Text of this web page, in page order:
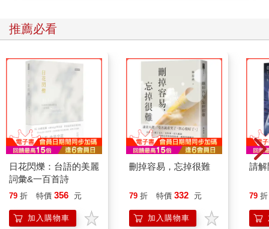
Khunpra Chom先生特地細心照料，為了讓沙德來花園散步時觀賞
用的。若被Anil公主和Prik知道沙德最喜歡哪棵樹，它就會變成下
「走慢點，公主殿下。」
Prik攙扶著Anil公主走向粉蓮宮，這座雙層的木造淺黃色宮殿外型
樸素，因宮前有座蓮池潭而得名，目前是Padmika夫人的住處。
Padmika夫人雖是遠親，但和Sawetawarit家族交情良好，因為她
的父親和Anil公主的父親是堂兄弟關係。Padmika夫人的父親娶了
非常多妻子，因此家中有許多兄弟姊妹。
直到某天，沙德的母親蒙Klai由於家裡只有男嬰，且覺得Padmika
夫人十分可愛，便在她年紀還小時收養回家，所以Padmika夫人
和Anil公主的父親可說是形同一起長大的兄妹。
Padmika夫人小時候一直在央宮服侍庶公主，但公主去世後，蒙
Klai便依照Padmika夫人的心願賜給她一塊Sawetawarit家的土
地，並建造一棟小小的寢殿。
Padmika夫人獨自和一些僕人們住在蓮花宮，直到兩年後領養了
推薦必看
日花閃爍：台語的美麗
詞彙&一百首詩
79 折 特價 356 元
加入購物車
刪掉容易，忘掉很難
79 折 特價 332 元
加入購物車
請解
79 折